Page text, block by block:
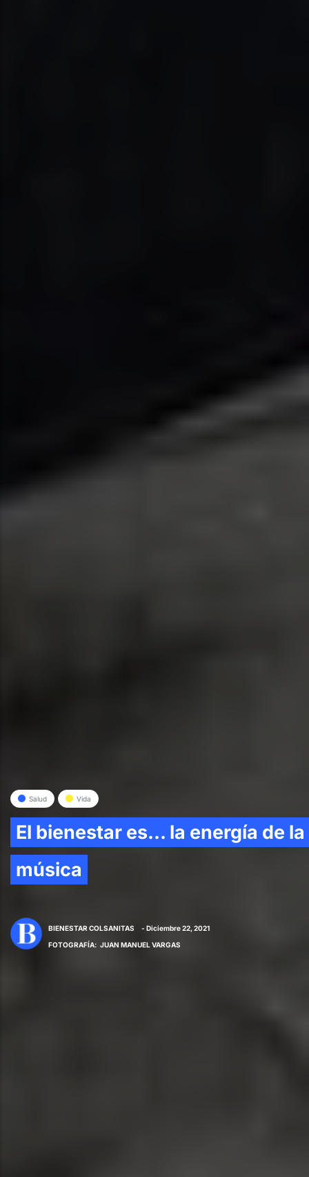
Salud Vida
El bienestar es... la energía de la
música
BIENESTAR COLSANITAS
- Diciembre 22, 2021
FOTOGRAFÍA: JUAN MANUEL VARGAS